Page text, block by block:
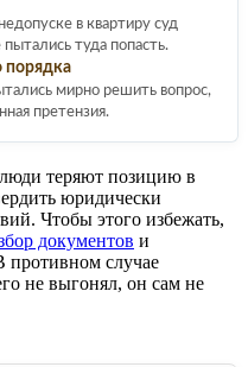
в квартиру суд
туда попасть.
порядка
мирно решить вопрос,
претензия.
теряют позицию в
юридически
Чтобы этого избежать,
документов и
противном случае
не выгонял, он сам не